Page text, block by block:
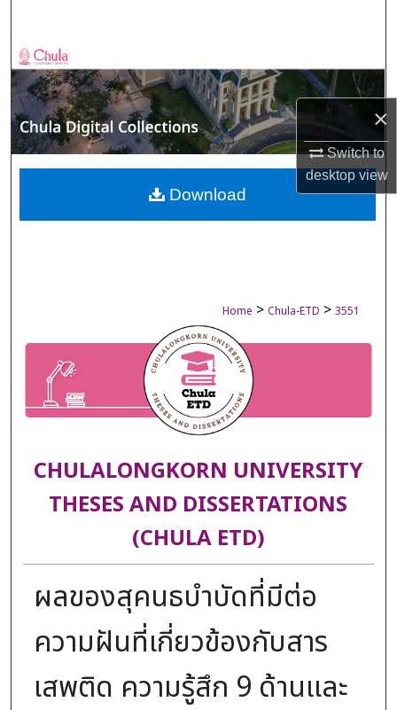
×
Switch to
desktopview
Browse Collections
My Account
About
Digital Commons Network™
Home > Chula-ETD > 3551
CHULALONGKORN UNIVERSITY
THESES AND DISSERTATIONS
(CHULA ETD)
ผลของสุคนธบำบัดที่มีต่อ
ความฝันที่เกี่ยวข้องกับสาร
เสพติด ความรู้สึก 9 ด้านและ
Download